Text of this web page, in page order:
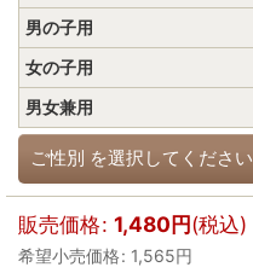
男の子用
女の子用
男女兼用
ご性別 を選択してください
販売価格: 1,480円(税込)
希望小売価格: 1,565円